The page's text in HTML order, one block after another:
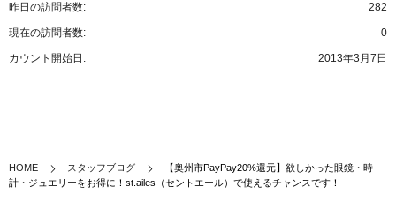
282
昨日の訪問者数:
0
現在の訪問者数:
2013年3月7日
カウント開始日:
HOME スタッフブログ
【奥州市PayPay20%還元】欲しかった眼鏡・時
計・ジュエリーをお得に！st.ailes（セントエール）で使えるチャンスです！